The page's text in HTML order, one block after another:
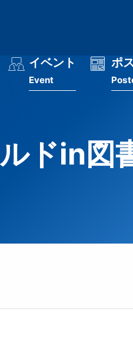
イベント
Event
ポ
ドin図